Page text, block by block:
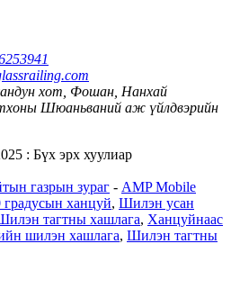
хот, Фошан, Нанхай
Шюаньваний аж үйлдвэрийн
: Бүх эрх хуулиар
газрын зураг - AMP Mobile
ханцуй, Шилэн усан
тагтны хашлага, Ханцуйнаас
шилэн хашлага, Шилэн тагтны